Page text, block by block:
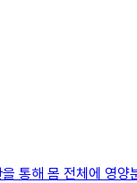
통해 몸 전체에 영